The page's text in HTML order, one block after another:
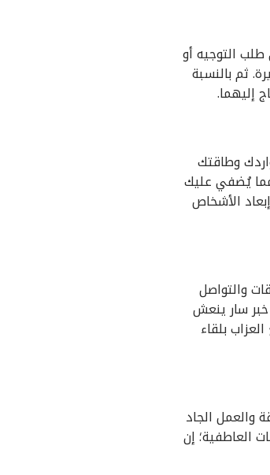
التوجيه أو
ثم بالنسبة
إليهما.
وطاقتك
يُضفي عليك
الأشخاص
والتواصل
سار ينعش
بلقاء
والعمل الجاد
العاطفية؛ إن